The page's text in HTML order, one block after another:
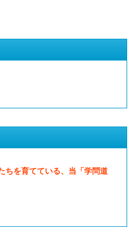
ちを育てている、当「学問道